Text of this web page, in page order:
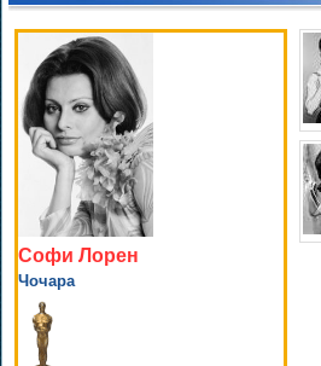
Софи Лорен
Чочара